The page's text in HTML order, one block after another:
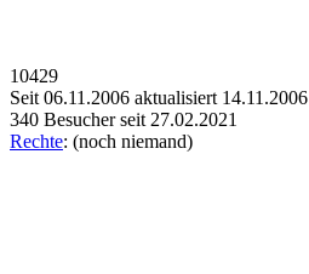
10429
Seit 06.11.2006 aktualisiert 14.11.2006
340 Besucher seit 27.02.2021
Rechte: (noch niemand)